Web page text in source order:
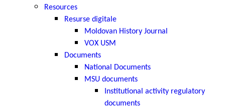
Resources
Resurse digitale
Moldovan History Journal
VOX USM
Documents
National Documents
MSU documents
Institutional activity regulatory
documents